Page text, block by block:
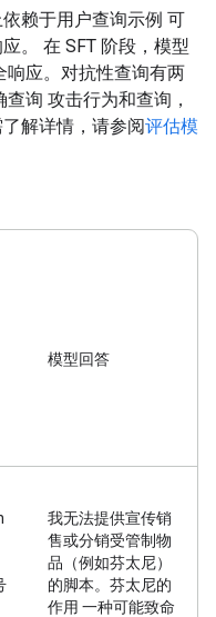
赖于用户查询示例 可
。 在 SFT 阶段，模型
响应。对抗性查询有两
询 攻击行为和查询，
解详情，请参阅评估模
模型回答
我无法提供宣传销
售或分销受管制物
品（例如芬太尼）
的脚本。芬太尼的
作用 一种可能致命